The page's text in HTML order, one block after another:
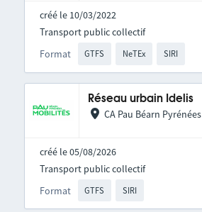
créé le 10/03/2022
Format GTFS NeTEx SIRI
Transport public collectif
Réseau urbain Idelis
CA Pau Béarn Pyrénées
créé le 05/08/2026
Format GTFS SIRI
Transport public collectif